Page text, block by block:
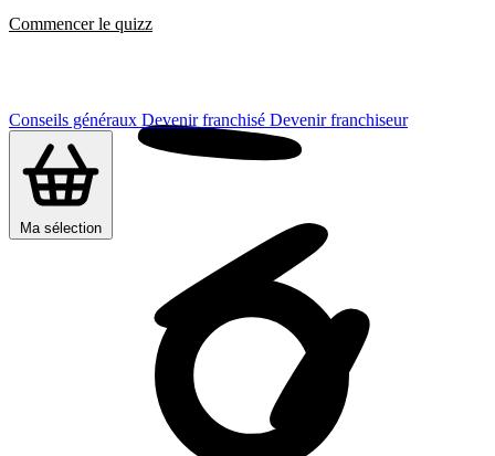
Conseils généraux Devenir franchisé Devenir franchiseur
Ma sélection
Commencer le quizz